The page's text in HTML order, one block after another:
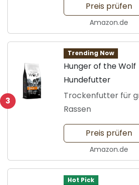
Preis prüfen
Amazon.de
3
Trending Now
Hunger of the Wolf
Hundefutter
Trockenfutter für
Rassen
Preis prüfen
Amazon.de
Hot Pick